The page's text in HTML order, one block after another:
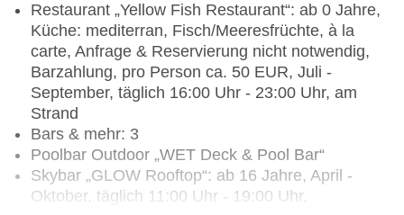
Restaurant „Yellow Fish Restaurant“: ab 0 Jahre,
Küche: mediterran, Fisch/Meeresfrüchte, à la
carte, Anfrage & Reservierung nicht notwendig,
Barzahlung, pro Person ca. 50 EUR, Juli -
September, täglich 16:00 Uhr - 23:00 Uhr, am
Strand
Bars & mehr: 3
Poolbar Outdoor „WET Deck & Pool Bar“
Skybar „GLOW Rooftop“: ab 16 Jahre, April -
Oktober, täglich 11:00 Uhr - 19:00 Uhr,